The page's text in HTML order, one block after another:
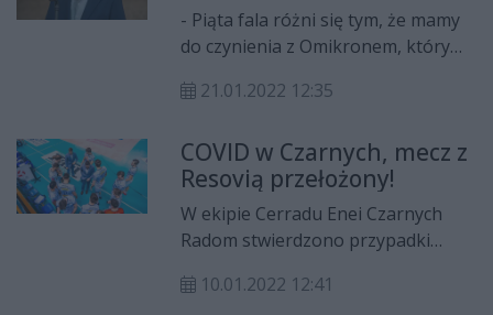
zakażonych i z podejrzeniem
zakażenia.
kwarantanny. Rząd ogłosił
zmiany w związku z piątą
falą
- Piąta fala różni się tym, że mamy
do czynienia z Omikronem, który
dlatego odnotowujemy rekordy
stycznia premier Mateusz
Morawiecki. W związku ze
wzrostem zakażeń, rząd podjął
kilka istotnych decyzji. To m.in.
darmowe testy w aptekach,
skrócenie okresu kwarantanny do
21.01.2022 12:35
COVID w Czarnych, mecz z
Resovią przełożony!
W ekipie Cerradu Enei Czarnych
Radom stwierdzono przypadki
Zaplanowany na piątek, 14 stycznia
10.01.2022 12:41